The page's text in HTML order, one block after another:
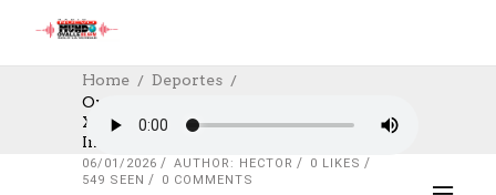
Home
Deportes
Ovalle Se Viste De Gala Con El Inicio Del
XXXIV Torneo Internacional De Fútbol
Infantil «Kico Rojas»
DEPORTES,DESTACADOS,SOCIAL,
UNCATEGORIZED
06/01/2026
AUTHOR: HECTOR 0 LIKES
549 SEEN
0 COMMENTS